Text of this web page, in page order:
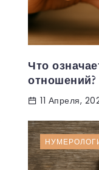
Что
отношений?
11 Апреля,